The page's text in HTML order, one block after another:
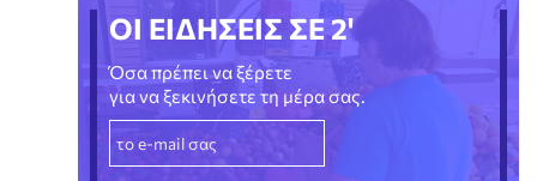
ΟΙ ΕΙΔΗΣΕΙΣ ΣΕ 2'
Όσα πρέπει να ξέρετε
για να ξεκινήσετε τη μέρα σας.